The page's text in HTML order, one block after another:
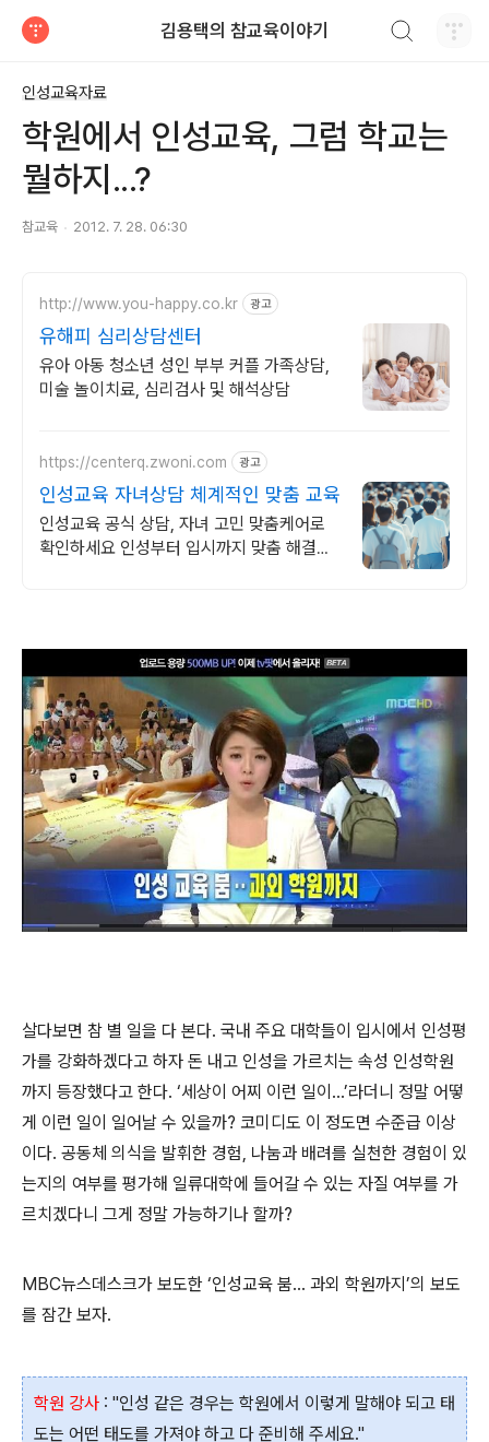
김용택의 참교육이야기
인성교육자료
학원에서 인성교육, 그럼 학교는
뭘하지...?
참교육 2012. 7. 28. 06:30
http://www.you-happy.co.kr 광고
유해피 심리상담센터
유아 아동 청소년 성인 부부 커플 가족상담,
미술 놀이치료, 심리검사 및 해석상담
https://centerq.zwoni.com 광고
인성교육 자녀상담 체계적인 맞춤 교육
인성교육 공식 상담, 자녀 고민 맞춤케어로
확인하세요 인성부터 입시까지 맞춤 해결책
살다보면 참 별 일을 다 본다. 국내 주요 대학들이 입시에서 인성평
가를 강화하겠다고 하자 돈 내고 인성을 가르치는 속성 인성학원
까지 등장했다고 한다. ‘세상이 어찌 이런 일이...’라더니 정말 어떻
게 이런 일이 일어날 수 있을까? 코미디도 이 정도면 수준급 이상
이다. 공동체 의식을 발휘한 경험, 나눔과 배려를 실천한 경험이 있
는지의 여부를 평가해 일류대학에 들어갈 수 있는 자질 여부를 가
르치겠다니 그게 정말 가능하기나 할까?
MBC뉴스데스크가 보도한 ‘인성교육 붐... 과외 학원까지’의 보도
를 잠간 보자.
학원 강사 : "인성 같은 경우는 학원에서 이렇게 말해야 되고 태
도는 어떤 태도를 가져야 하고 다 준비해 주세요."